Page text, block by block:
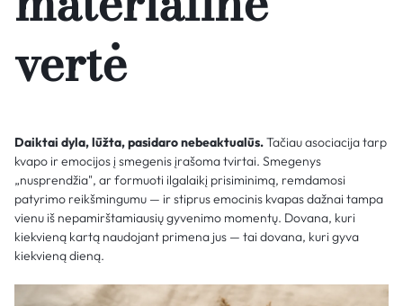
vertė
Daiktai dyla, lūžta, pasidaro nebeaktualūs.Tačiau asociacija tarp
kvapo ir emocijos į smegenis įrašoma tvirtai. Smegenys
„nusprendžia", ar formuoti ilgalaikį prisiminimą, remdamosi
patyrimo reikšmingumu — ir stiprus emocinis kvapas dažnai tampa
vienu iš nepamirštamiausių gyvenimo momentų. Dovana, kuri
kiekvieną kartą naudojant primena jus — tai dovana, kuri gyva
kiekvieną dieną.